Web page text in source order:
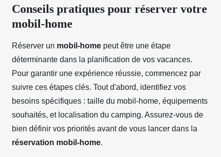
Conseils pratiques pour réserver votre
mobil-home
Réserver un mobil-home peut être une étape
déterminante dans la planification de vos vacances.
Pour garantir une expérience réussie, commencez par
suivre ces étapes clés. Tout d'abord, identifiez vos
besoins spécifiques : taille du mobil-home, équipements
souhaités, et localisation du camping. Assurez-vous de
bien définir vos priorités avant de vous lancer dans la
réservation mobil-home.